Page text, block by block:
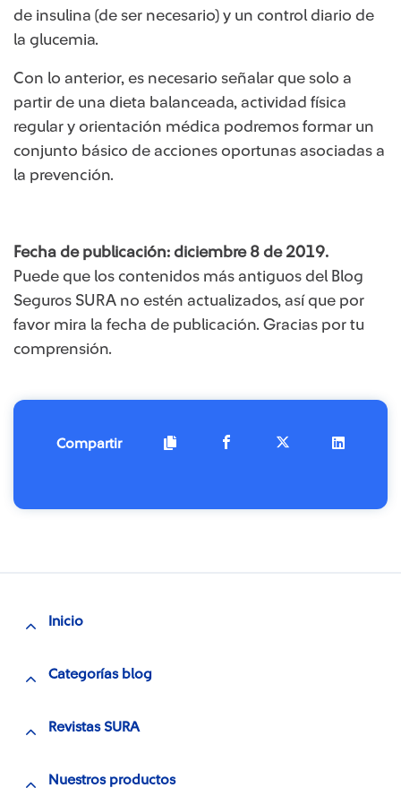
de insulina (de ser necesario) y un control diario de
la glucemia.
Con lo anterior, es necesario señalar que solo a
partir de una dieta balanceada, actividad física
regular y orientación médica podremos formar un
conjunto básico de acciones oportunas asociadas a
la prevención.
​Fecha de publicación: diciembre 8 de 2019.
Puede que los contenidos más ​​antiguos del Blog
Seguros SURA no estén actualizados, así que por
favor mira la fecha de publicación. Gracias por tu
comprensión.​​​​​​
Compartir
Inicio
Categorías blog
Revistas SURA
Nuestros productos